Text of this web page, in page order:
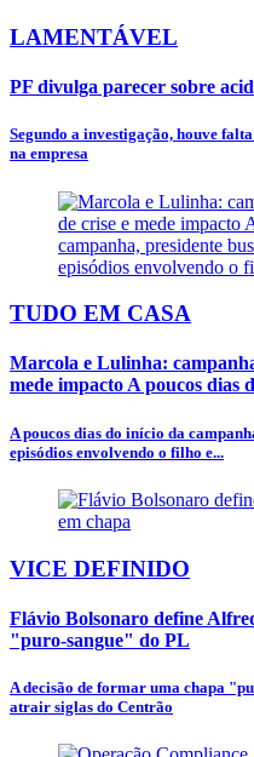
LAMENTÁVEL
PF divulga parecer sobre
Segundo a investigação, houve
na empresa
TUDO EM CASA
Marcola e Lulinha:
mede impacto A poucos dias
A poucos dias do início da
episódios envolvendo o filho e...
VICE DEFINIDO
Flávio Bolsonaro define
"puro-sangue" do PL
A decisão de formar uma chapa
atrair siglas do Centrão